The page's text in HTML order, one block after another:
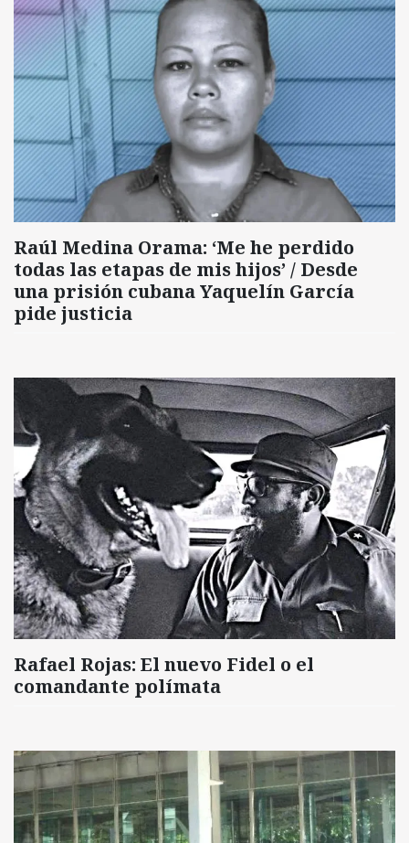
Raúl Medina Orama: ‘Me he perdido
todas las etapas de mis hijos’ / Desde
una prisión cubana Yaquelín García
pide justicia
Rafael Rojas: El nuevo Fidel o el
comandante polímata